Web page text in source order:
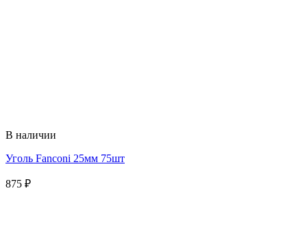
В наличии
Уголь Fanconi 25мм 75шт
875 ₽